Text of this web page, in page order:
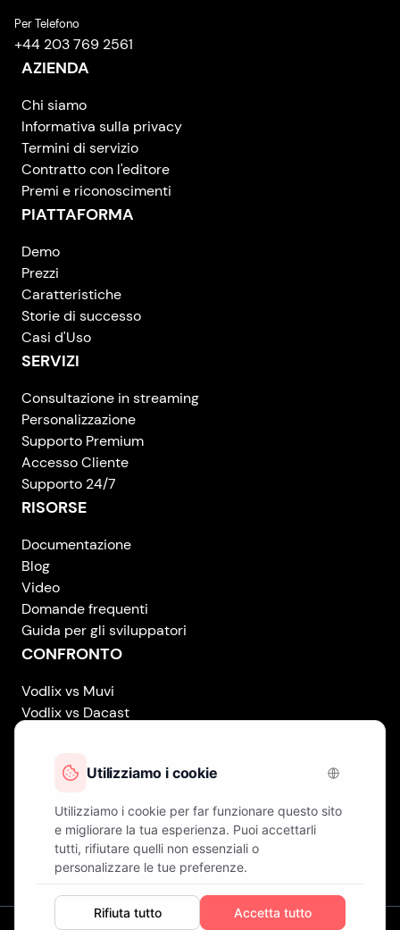
Per Telefono
+44 203 769 2561
AZIENDA
Chi siamo
Informativa sulla privacy
Termini di servizio
Contratto con l'editore
Premi e riconoscimenti
PIATTAFORMA
Demo
Prezzi
Caratteristiche
Storie di successo
Casi d'Uso
SERVIZI
Consultazione in streaming
Personalizzazione
Supporto Premium
Accesso Cliente
Supporto 24/7
RISORSE
Documentazione
Blog
Video
Domande frequenti
Guida per gli sviluppatori
CONFRONTO
Vodlix vs Muvi
Vodlix vs Dacast
Vodlix vs Brightcove
Vodlix on LinkedIn
Vodlix on Facebook
Vodlix on X (Twitter)
Vodlix on Instagram